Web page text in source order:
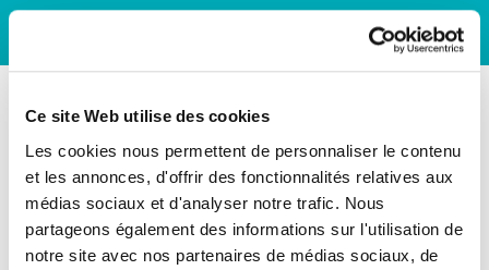
Ce site Web utilise des cookies
Les cookies nous permettent de personnaliser le contenu
et les annonces, d'offrir des fonctionnalités relatives aux
médias sociaux et d'analyser notre trafic. Nous
partageons également des informations sur l'utilisation de
notre site avec nos partenaires de médias sociaux, de